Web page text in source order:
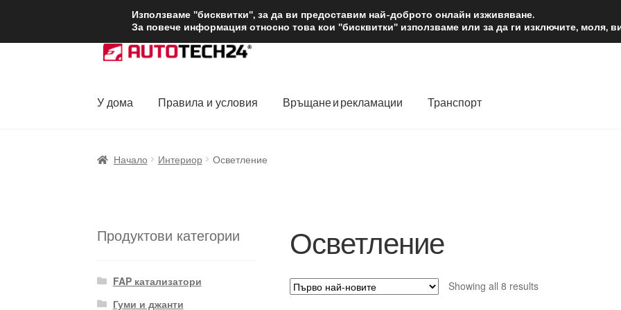
ДОСТАВКА от 12 лв.
Skip
to
Skip
to
У дома Правила и условия Връщане и рекламации Транспорт
Начало Интериор Осветление
Осветление
Showing all 8 resultsSorted
Продуктови категории
FAP катализатори
Гуми и джанти
Използваме "бисквитки", за да ви предоставим най-доброто онлайн изживяване.
За повече информация относно това кои "бисквитки" използваме или за да ги изключите, моля,